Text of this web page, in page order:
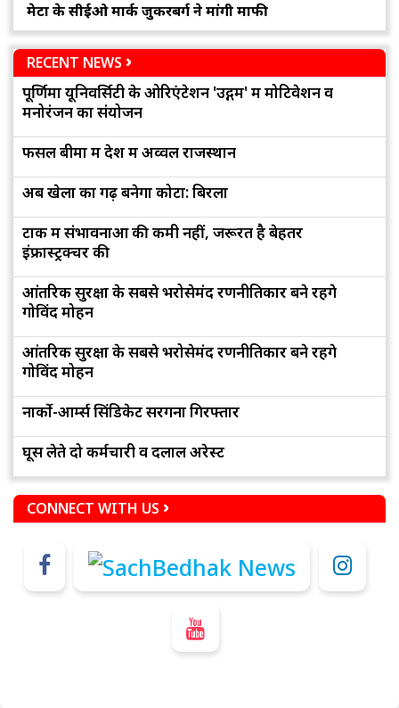
मेटा के सीईओ मार्क जुकरबर्ग ने मांगी माफी
RECENT NEWS
पूर्णिमा यूनिवर्सिटी के ओरिएंटेशन 'उद्गम' में मोटिवेशन व
मनोरंजन का संयोजन
फसल बीमा में देश में अव्वल राजस्थान
अब खेलों का गढ़ बनेगा कोटा: बिरला
टोंक में संभावनाओं की कमी नहीं, जरूरत है बेहतर
इंफ्रास्ट्रक्चर की
आंतरिक सुरक्षा के सबसे भरोसेमंद रणनीतिकार बने रहेंगे
गोविंद मोहन
आंतरिक सुरक्षा के सबसे भरोसेमंद रणनीतिकार बने रहेंगे
गोविंद मोहन
नार्को-आर्म्स सिंडिकेट सरगना गिरफ्तार
घूस लेते दो कर्मचारी व दलाल अरेस्ट
CONNECT WITH US